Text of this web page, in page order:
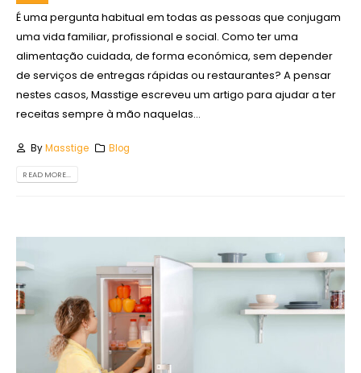
É uma pergunta habitual em todas as pessoas que conjugam
uma vida familiar, profissional e social. Como ter uma
alimentação cuidada, de forma económica, sem depender
de serviços de entregas rápidas ou restaurantes? A pensar
nestes casos, Masstige escreveu um artigo para ajudar a ter
receitas sempre à mão naquelas...
ByMasstige Blog
READ MORE...